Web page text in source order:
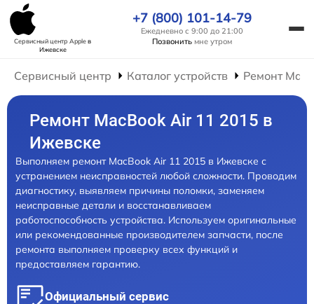
Сервисный центр Appleв
Ижевске
+7 (800) 101-14-79
Ежедневно с 9:00 до 21:00
Позвонить мне утром
Сервисный центр Каталог устройств Ремонт
Ремонт MacBook Air 11 2015 в
Ижевске
Выполняем ремонт MacBook Air 11 2015 в Ижевске с
устранением неисправностей любой сложности. Проводим
диагностику, выявляем причины поломки, заменяем
неисправные детали и восстанавливаем
работоспособность устройства. Используем оригинальные
или рекомендованные производителем запчасти, после
ремонта выполняем проверку всех функций и
предоставляем гарантию.
Официальный сервис